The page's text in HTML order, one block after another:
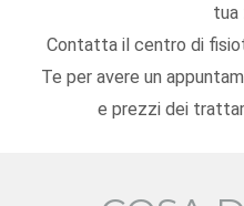
tua
Contatta il centro di
Te per avere un
e prezzi dei